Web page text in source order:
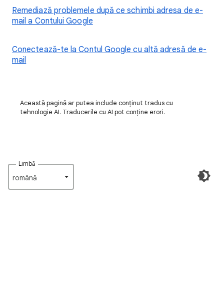
Remediază problemele după ce schimbi adresa de e-
mail a Contului Google
Conectează-te la Contul Google cu altă adresă de e-
mail
Această pagină ar putea include conținut tradus cu
tehnologie AI. Traducerile cu AI pot conține erori.
Limbă
română‎